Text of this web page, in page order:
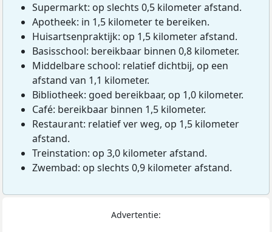
Supermarkt: op slechts 0,5 kilometer afstand.
Apotheek: in 1,5 kilometer te bereiken.
Huisartsenpraktijk: op 1,5 kilometer afstand.
Basisschool: bereikbaar binnen 0,8 kilometer.
Middelbare school: relatief dichtbij, op een
afstand van 1,1 kilometer.
Bibliotheek: goed bereikbaar, op 1,0 kilometer.
Café: bereikbaar binnen 1,5 kilometer.
Restaurant: relatief ver weg, op 1,5 kilometer
afstand.
Treinstation: op 3,0 kilometer afstand.
Zwembad: op slechts 0,9 kilometer afstand.
Advertentie: